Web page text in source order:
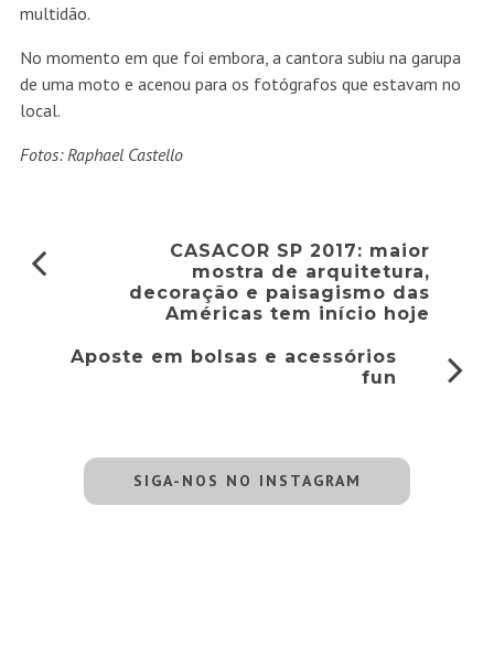
multidão.
No momento em que foi embora, a cantora subiu na garupa
de uma moto e acenou para os fotógrafos que estavam no
local.
Fotos: Raphael Castello
CASACOR SP 2017: maior
mostra de arquitetura,
decoração e paisagismo das
Américas tem início hoje
Aposte em bolsas e acessórios
fun
SIGA-NOS NO INSTAGRAM